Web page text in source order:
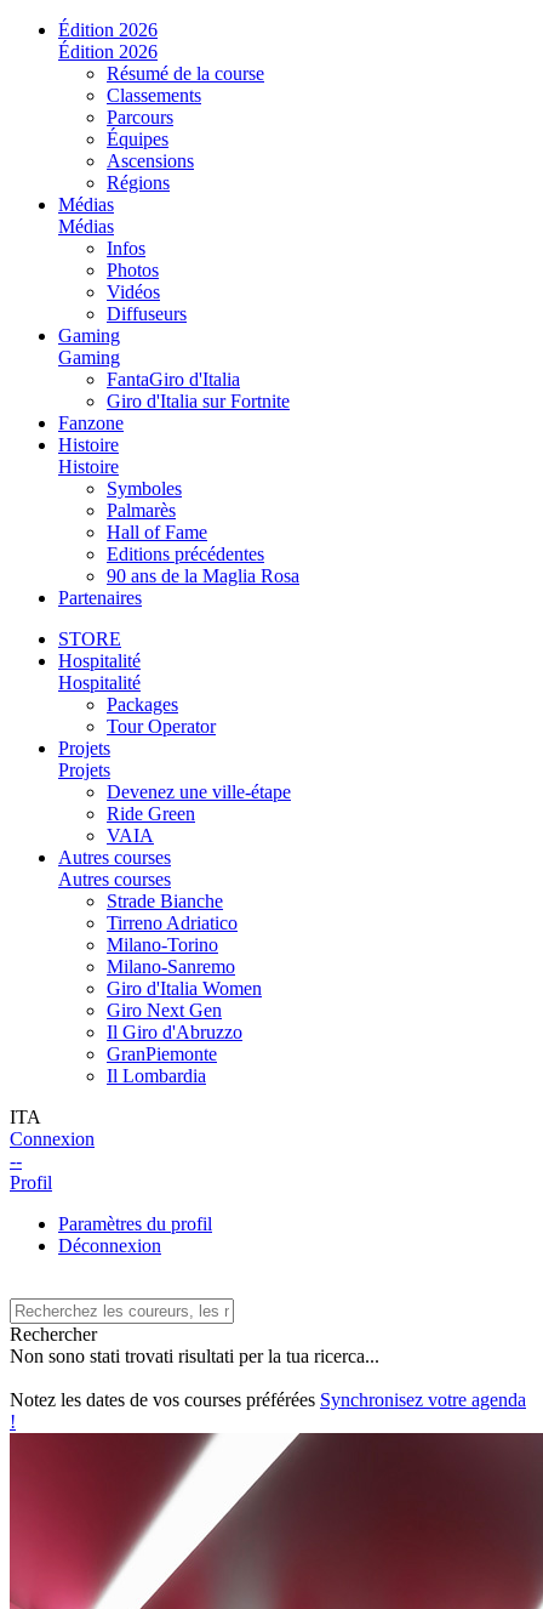
Édition 2026
Édition 2026
Résumé de la course
Classements
Parcours
Équipes
Ascensions
Régions
Médias
Médias
Infos
Photos
Vidéos
Diffuseurs
Gaming
Gaming
FantaGiro d'Italia
Giro d'Italia sur Fortnite
Fanzone
Histoire
Histoire
Symboles
Palmarès
Hall of Fame
Editions précédentes
90 ans de la Maglia Rosa
Partenaires
STORE
Hospitalité
Hospitalité
Packages
Tour Operator
Projets
Projets
Devenez une ville-étape
Ride Green
VAIA
Autres courses
Autres courses
Strade Bianche
Tirreno Adriatico
Milano-Torino
Milano-Sanremo
Giro d'Italia Women
Giro Next Gen
Il Giro d'Abruzzo
GranPiemonte
Il Lombardia
ITA
Connexion
--
Profil
Paramètres du profil
Déconnexion
Rechercher
Non sono stati trovati risultati per la tua ricerca...
Notez les dates de vos courses préférées Synchronisez votre agenda
!